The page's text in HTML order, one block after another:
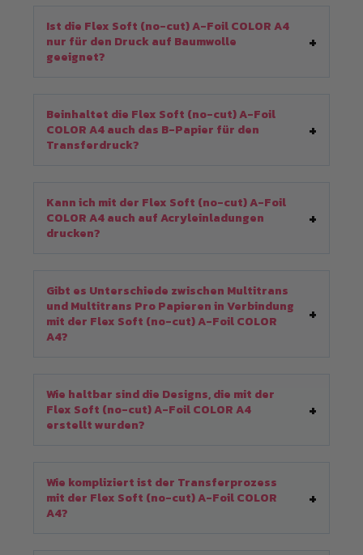
Ist die Flex Soft (no-cut) A-Foil COLOR A4
nur für den Druck auf Baumwolle
geeignet?
Beinhaltet die Flex Soft (no-cut) A-Foil
COLOR A4 auch das B-Papier für den
Transferdruck?
Kann ich mit der Flex Soft (no-cut) A-Foil
COLOR A4 auch auf Acryleinladungen
drucken?
Gibt es Unterschiede zwischen Multitrans
und Multitrans Pro Papieren in Verbindung
mit der Flex Soft (no-cut) A-Foil COLOR
A4?
Wie haltbar sind die Designs, die mit der
Flex Soft (no-cut) A-Foil COLOR A4
erstellt wurden?
Wie kompliziert ist der Transferprozess
mit der Flex Soft (no-cut) A-Foil COLOR
A4?